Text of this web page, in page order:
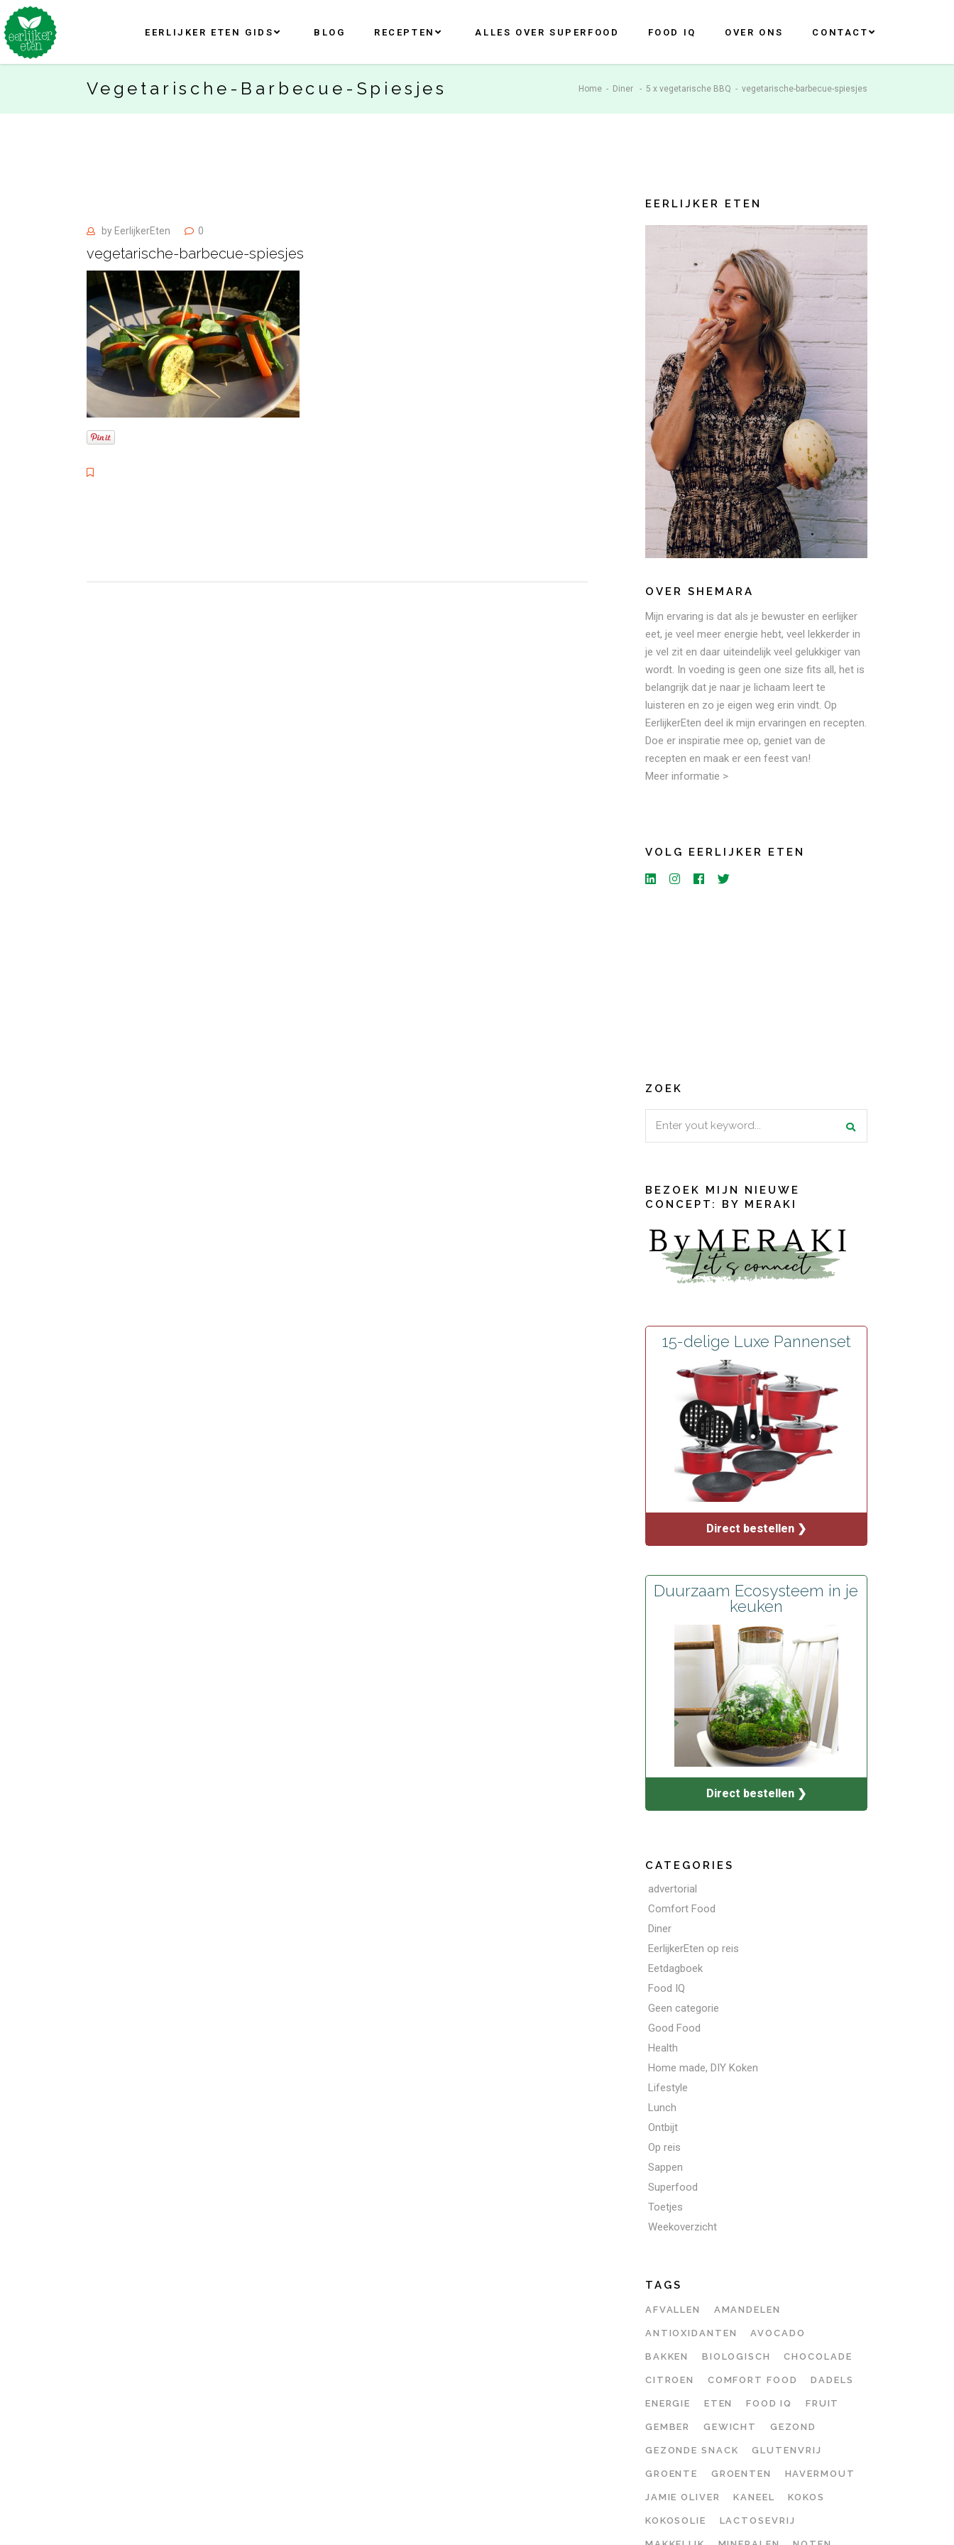
EERLIJKER ETEN GIDS BLOG RECEPTEN ALLES OVER SUPERFOOD FOOD IQ OVER ONS CONTACT
Vegetarische-Barbecue-Spiesjes Home - Diner - 5 x vegetarische BBQ - vegetarische-barbecue-spiesjes
by EerlijkerEten 0
vegetarische-barbecue-spiesjes
EERLIJKER ETEN
OVER SHEMARA
Mijn ervaring is dat als je bewuster en eerlijker
eet, je veel meer energie hebt, veel lekkerder in
je vel zit en daar uiteindelijk veel gelukkiger van
wordt. In voeding is geen one size fits all, het is
belangrijk dat je naar je lichaam leert te
luisteren en zo je eigen weg erin vindt. Op
EerlijkerEten deel ik mijn ervaringen en recepten.
Doe er inspiratie mee op, geniet van de
recepten en maak er een feest van!
Meer informatie >
VOLG EERLIJKER ETEN
ZOEK
Search
BEZOEK MIJN NIEUWE
CONCEPT: BY MERAKI
15-delige Luxe Pannenset
Direct bestellen ❯
Duurzaam Ecosysteem in je
keuken
Direct bestellen ❯
CATEGORIES
advertorial
Comfort Food
Diner
EerlijkerEten op reis
Eetdagboek
Food IQ
Geen categorie
Good Food
Health
Home made, DIY Koken
Lifestyle
Lunch
Ontbijt
Op reis
Sappen
Superfood
Toetjes
Weekoverzicht
TAGS
AFVALLEN AMANDELEN
ANTIOXIDANTEN AVOCADO
BAKKEN BIOLOGISCH CHOCOLADE
CITROEN COMFORT FOOD DADELS
ENERGIE ETEN FOOD IQ FRUIT
GEMBER GEWICHT GEZOND
GEZONDE SNACK GLUTENVRIJ
GROENTE GROENTEN HAVERMOUT
JAMIE OLIVER KANEEL KOKOS
KOKOSOLIE LACTOSEVRIJ